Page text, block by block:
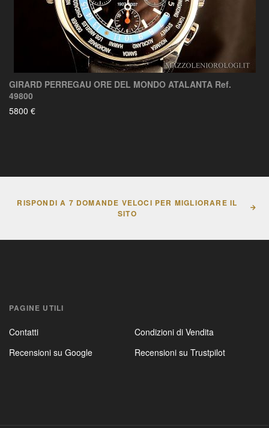
GIRARD PERREGAU ORE DEL MONDO ATALANTA Ref.
49800
5800 €
RISPONDI A 7 DOMANDE VELOCI PER MIGLIORARE IL
SITO
PAGINE UTILI
Contatti
Condizioni di Vendita
Recensioni su Google
Recensioni su Trustpilot